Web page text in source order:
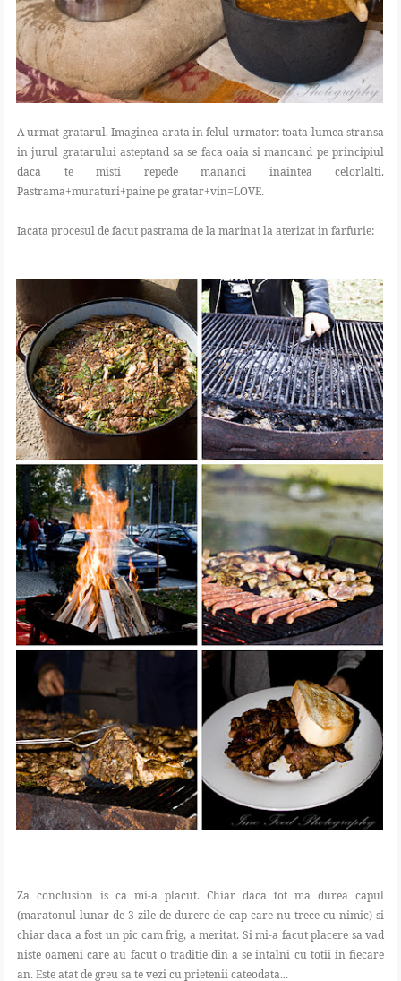
A urmat gratarul. Imaginea arata in felul urmator: toata lumea stransa
in jurul gratarului asteptand sa se faca oaia si mancand pe principiul
daca te misti repede mananci inaintea celorlalti.
Pastrama+muraturi+paine pe gratar+vin=LOVE.
Iacata procesul de facut pastrama de la marinat la aterizat in farfurie:
Za conclusion is ca mi-a placut. Chiar daca tot ma durea capul
(maratonul lunar de 3 zile de durere de cap care nu trece cu nimic) si
chiar daca a fost un pic cam frig, a meritat. Si mi-a facut placere sa vad
niste oameni care au facut o traditie din a se intalni cu totii in fiecare
an. Este atat de greu sa te vezi cu prietenii cateodata...